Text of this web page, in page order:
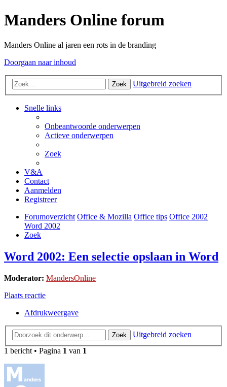
Manders Online forum
Manders Online al jaren een rots in de branding
Doorgaan naar inhoud
Zoek Uitgebreid zoeken
Snelle links
Onbeantwoorde onderwerpen
Actieve onderwerpen
Zoek
V&A
Contact
Aanmelden
Registreer
Forumoverzicht Office & Mozilla Office tips Office 2002
Word 2002
Zoek
Word 2002: Een selectie opslaan in Word
Moderator: MandersOnline
Plaats reactie
Afdrukweergave
Zoek
Uitgebreid zoeken
1 bericht • Pagina 1 van 1